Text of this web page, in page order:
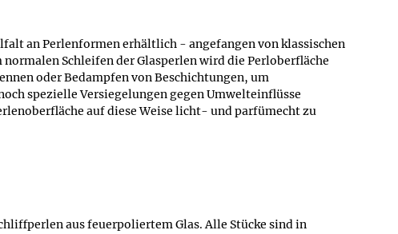
an Perlenformen erhältlich - angefangen von klassischen
Schleifen der Glasperlen wird die Perloberfläche
oder Bedampfen von Beschichtungen, um
spezielle Versiegelungen gegen Umwelteinflüsse
auf diese Weise licht- und parfümecht zu
aus feuerpoliertem Glas. Alle Stücke sind in